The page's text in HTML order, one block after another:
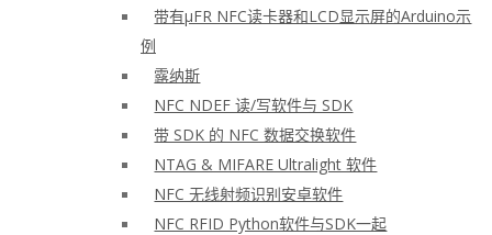
带有μFR NFC读卡器和LCD显示屏的Arduino示
例
露纳斯
NFC NDEF 读/写软件与 SDK
带 SDK 的 NFC 数据交换软件
NTAG & MIFARE Ultralight 软件
NFC 无线射频识别安卓软件
NFC RFID Python软件与SDK一起